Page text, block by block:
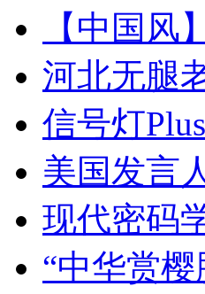
【中国风
河北无腿
信号灯
美国发言
现代密码
“中华赏